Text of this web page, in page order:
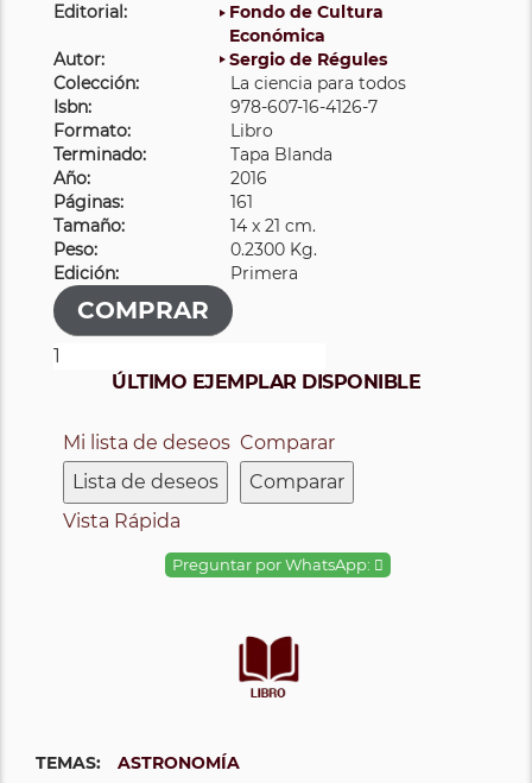
Editorial:
Fondo de Cultura
Económica
Autor:
Sergio de Régules
Colección:
La ciencia para todos
Isbn:
978-607-16-4126-7
Formato:
Libro
Terminado:
Tapa Blanda
Año:
2016
Páginas:
161
Tamaño:
14 x 21 cm.
Peso:
0.2300 Kg.
Edición:
Primera
ÚLTIMO EJEMPLAR DISPONIBLE
Mi lista de deseos
Lista de deseos
Comparar
Comparar
Vista Rápida
Preguntar por WhatsApp:
TEMAS: ASTRONOMÍA